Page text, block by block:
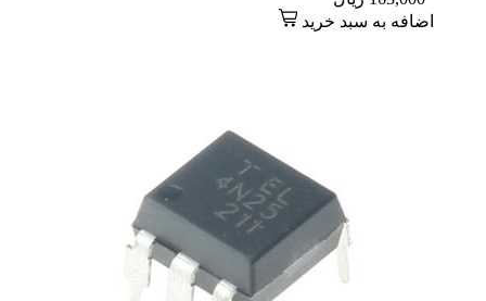
اضافه به سبد خرید